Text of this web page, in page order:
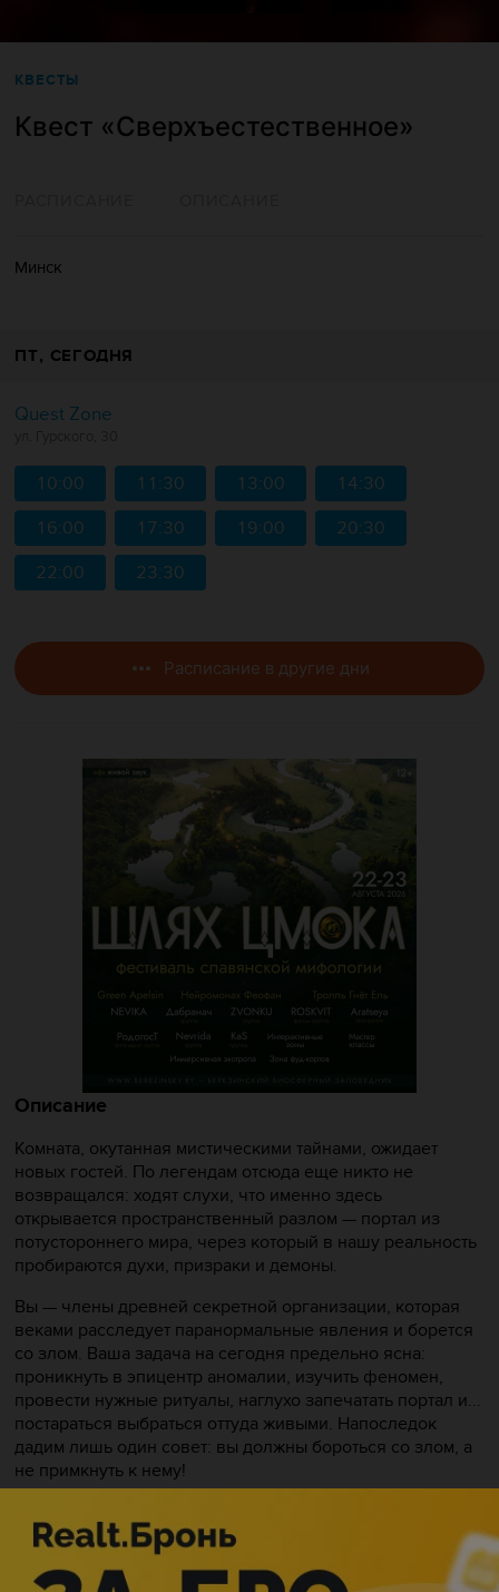
КВЕСТЫ
Квест «Сверхъестественное»
Минск
ПТ, СЕГОДНЯ
Quest Zone
10:00 11:30 13:00
14:30
16:00
17:30 19:00
20:30
22:00
23:30
Расписание в другие дни
Описание
Комната, окутанная мистическими тайнами, ожидает
новых гостей. По легендам отсюда еще никто не
возвращался: ходят слухи, что именно здесь
открывается пространственный разлом — портал из
потустороннего мира, через который в нашу реальность
пробираются духи, призраки и демоны.
Вы — члены древней секретной организации, которая
веками расследует паранормальные явления и борется
со злом. Ваша задача на сегодня предельно ясна:
проникнуть в эпицентр аномалии, изучить феномен,
провести нужные ритуалы, наглухо запечатать портал и...
постараться выбраться оттуда живыми. Напоследок
дадим лишь один совет: вы должны бороться со злом, а
не примкнуть к нему!
P.S. Бороться с нечистой силой и уворачиваться от
призраков лучше всего в удобной одежде и обуви.